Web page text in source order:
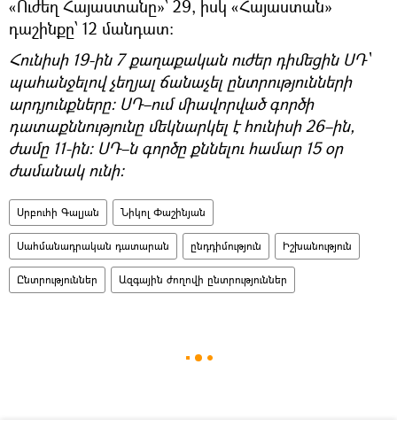
«Ուժեղ Հայաստանը»՝ 29, իսկ «Հայաստան»
դաշինքը՝ 12 մանդատ:
Հունիսի 19-ին 7 քաղաքական ուժեր դիմեցին ՍԴ՝
պահանջելով չեղյալ ճանաչել ընտրությունների
արդյունքները։ ՍԴ–ում միավորված գործի
դատաքննությունը մեկնարկել է հունիսի 26–ին,
ժամը 11-ին։ ՍԴ–ն գործը քննելու համար 15 օր
ժամանակ ունի։
Սրբուհի Գալյան Նիկոլ Փաշինյան
Սահմանադրական դատարան ընդդիմություն Իշխանություն
Ընտրություններ Ազգային ժողովի ընտրություններ